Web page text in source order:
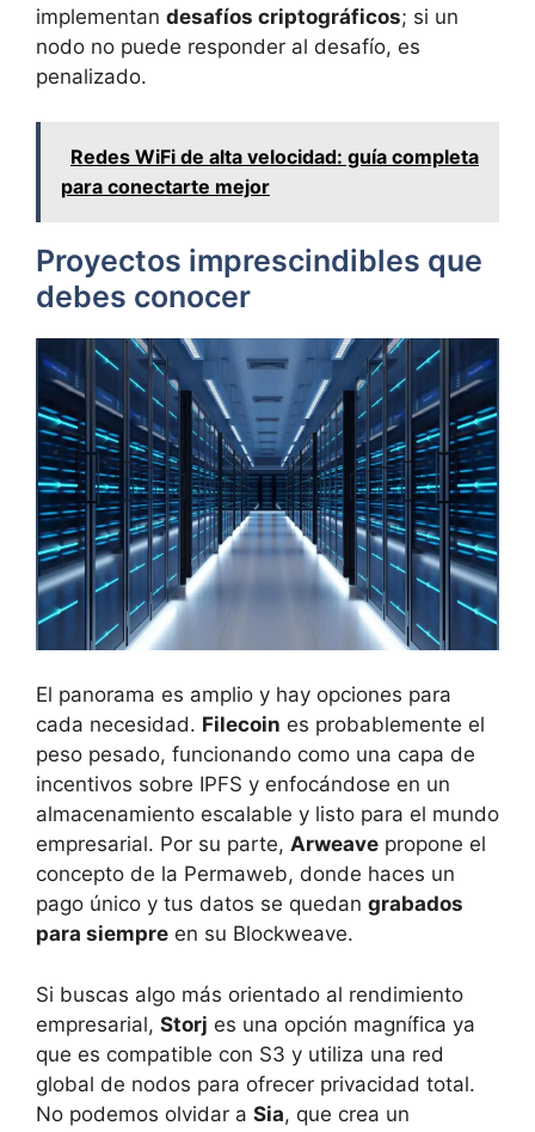
implementan desafíos criptográficos; si un
nodo no puede responder al desafío, es
penalizado.
Redes WiFi de alta velocidad: guía completa
para conectarte mejor
Proyectos imprescindibles que
debes conocer
El panorama es amplio y hay opciones para
cada necesidad. Filecoin es probablemente el
peso pesado, funcionando como una capa de
incentivos sobre IPFS y enfocándose en un
almacenamiento escalable y listo para el mundo
empresarial. Por su parte, Arweave propone el
concepto de la Permaweb, donde haces un
pago único y tus datos se quedan grabados
para siempre en su Blockweave.
Si buscas algo más orientado al rendimiento
empresarial, Storj es una opción magnífica ya
que es compatible con S3 y utiliza una red
global de nodos para ofrecer privacidad total.
No podemos olvidar a Sia, que crea un